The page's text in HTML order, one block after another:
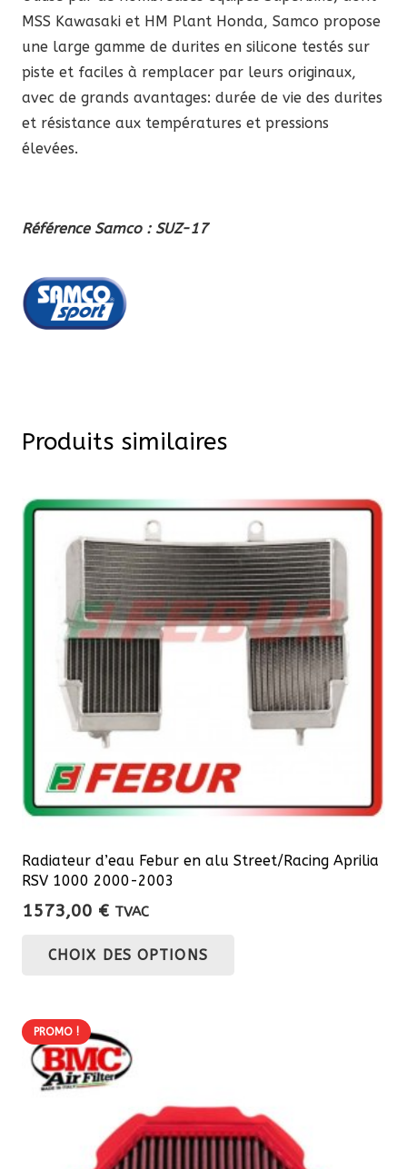
1996-
2000
/
750
1996-
1999
MSS Kawasaki et HM Plant Honda, Samco propose
une large gamme de durites en silicone testés sur
piste et faciles à remplacer par leurs originaux,
avec de grands avantages: durée de vie des durites
et résistance aux températures et pressions
élevées.
Référence Samco : SUZ-17
Produits similaires
Radiateur d’eau Febur en alu Street/Racing Aprilia
RSV 1000 2000-2003
1573,00 € TVAC
CHOIX DES OPTIONS
peuvent
être
choisies
PROMO !